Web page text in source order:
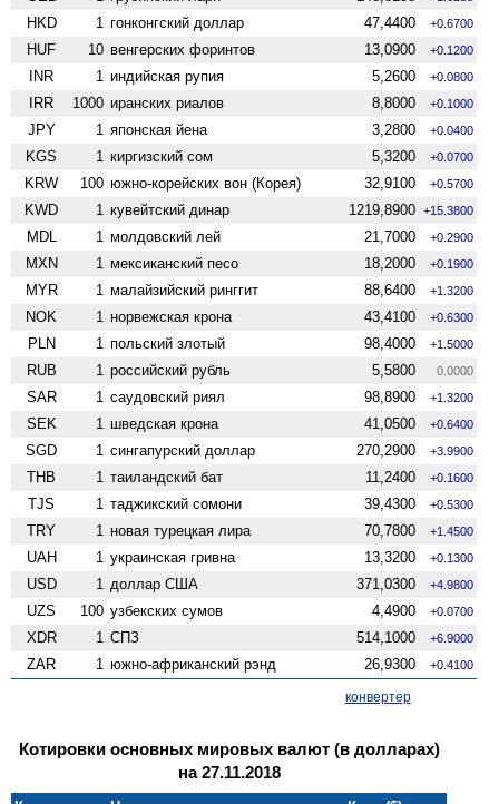
HKD 1 гонконгский доллар 47,4400 +0.6700
HUF 10 венгерских форинтов 13,0900 +0.1200
INR 1 индийская рупия 5,2600 +0.0800
IRR 1000 иранских риалов 8,8000 +0.1000
JPY 1 японская йена 3,2800 +0.0400
KGS 1 киргизский сом 5,3200 +0.0700
KRW 100 южно-корейских вон (Корея) 32,9100 +0.5700
KWD 1 кувейтский динар 1219,8900 +15.3800
MDL 1 молдовский лей 21,7000 +0.2900
MXN 1 мексиканский песо 18,2000 +0.1900
MYR 1 малайзийский ринггит 88,6400 +1.3200
NOK 1 норвежская крона 43,4100 +0.6300
PLN 1 польский злотый 98,4000 +1.5000
RUB 1 российский рубль 5,5800 0.0000
SAR 1 саудовский риял 98,8900 +1.3200
SEK 1 шведская крона 41,0500 +0.6400
SGD 1 сингапурский доллар 270,2900 +3.9900
THB 1 таиландский бат 11,2400 +0.1600
TJS 1 таджикский сомони 39,4300 +0.5300
TRY 1 новая турецкая лира 70,7800 +1.4500
UAH 1 украинская гривна 13,3200 +0.1300
USD 1 доллар США 371,0300 +4.9800
UZS 100 узбекских сумов 4,4900 +0.0700
XDR 1 СПЗ 514,1000 +6.9000
ZAR 1 южно-африканский рэнд 26,9300 +0.4100
конвертер
Котировки основных мировых валют (в долларах)
на 27.11.2018